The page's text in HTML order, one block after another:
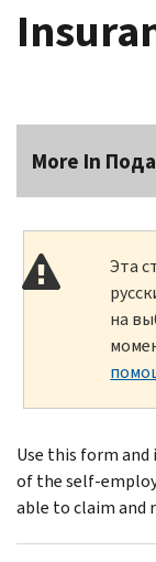
More In
Эта
на
Use this form
of the self-
able to claim and